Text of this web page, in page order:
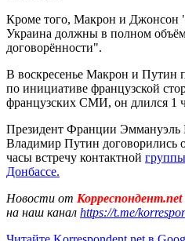
Кроме того, Макрон и Джонсон
Украина должны в полном
договорённости".
В воскресенье Макрон и Путин
по инициативе французской
французских СМИ, он длился 1
Президент Франции
Владимир Путин договорились
часы встречу контактной
Донбассе.
Новости от Корреспондент.net
на наш канал https://t.me/